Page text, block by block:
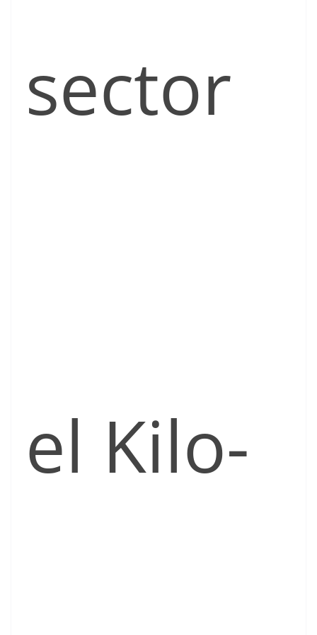
sector
el Kilo-